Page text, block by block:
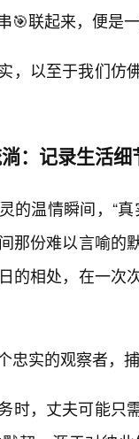
🎯联起来，便是
，以至于我们仿
：记录生活
的温情瞬间，“
那份难以言喻的
的相处，在一次
忠实的观察者，
时，丈夫可能只